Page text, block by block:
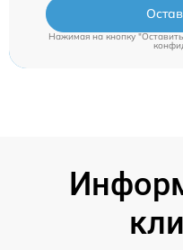
Нажимая на кнопку